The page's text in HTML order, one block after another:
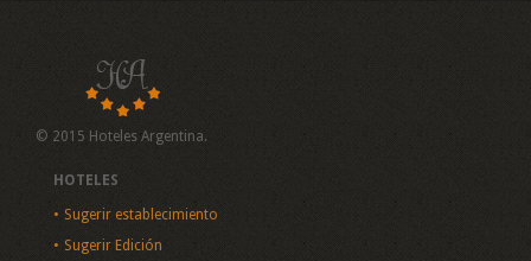
© 2015 Hoteles Argentina.
HOTELES
Sugerir establecimiento
Sugerir Edición